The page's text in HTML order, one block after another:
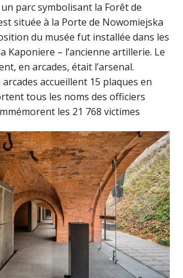
parc symbolisant la Forêt de
située à la Porte de Nowomiejska
du musée fut installée dans les
Kaponiere – l’ancienne artillerie. Le
en arcades, était l’arsenal.
accueillent 15 plaques en
tous les noms des officiers
les 21 768 victimes